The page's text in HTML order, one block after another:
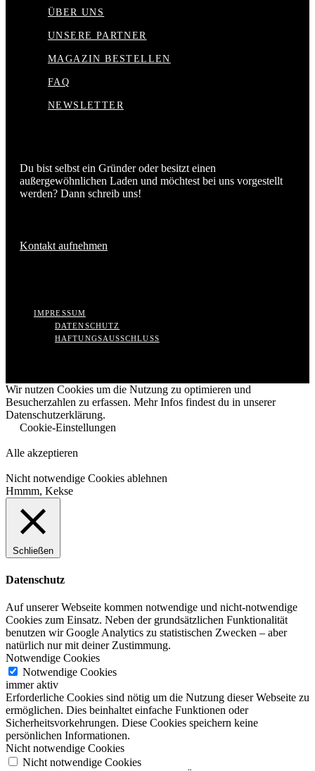
ÜBER UNS
UNSERE PARTNER
MAGAZIN BESTELLEN
FAQ
NEWSLETTER
Du bist selbst ein Gründer oder besitzt einen
außergewöhnlichen Laden und möchtest bei uns vorgestellt
werden? Dann schreib uns!
Kontakt aufnehmen
IMPRESSUM
DATENSCHUTZ
HAFTUNGSAUSSCHLUSS
Wir nutzen Cookies um die Nutzung zu optimieren und
Besucherzahlen zu erfassen. Mehr Infos findest du in unserer
Datenschutzerklärung.
Cookie-Einstellungen
Alle akzeptieren
Nicht notwendige Cookies ablehnen
Hmmm, Kekse
Schließen
Datenschutz
Auf unserer Webseite kommen notwendige und nicht-notwendige
Cookies zum Einsatz. Neben der grundsätzlichen Funktionalität
benutzen wir Google Analytics zu statistischen Zwecken – aber
natürlich nur mit deiner Zustimmung.
Notwendige Cookies
Notwendige Cookies
immer aktiv
Erforderliche Cookies sind nötig um die Nutzung dieser Webseite zu
ermöglichen. Dies beinhaltet einfache Funktionen oder
Sicherheitsvorkehrungen. Diese Cookies speichern keine
persönlichen Informationen.
Nicht notwendige Cookies
Nicht notwendige Cookies